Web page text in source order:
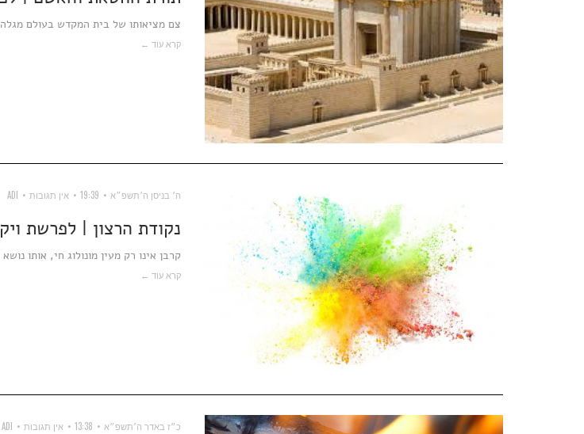
צם מציאותו של בית המקדש בעולם
קרא עוד ←
ה׳ בניסן ה׳תשפ״א 19:39 אין תגובות ADI
נקודת הרצון | לפרשת
קרבן אינו רק מעין מונולוג חי, אותו
קרא עוד ←
כ״ז באדר ה׳תשפ״א 13:38 אין תגובות ADI